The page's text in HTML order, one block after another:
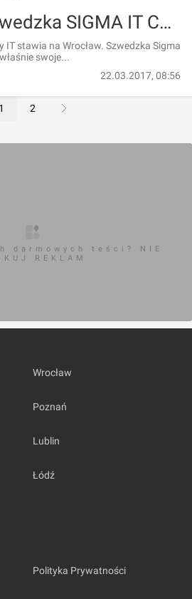
[Wrocław] Szwedzka SIGMA IT Consulting otworzyła swój wrocławski oddział
IT stawia na Wrocław. Szwedzka Sigma
swoje...
22.03.2017, 08:56
1 2
darmowych teści? NIE
REKLAM
Wrocław
Poznań
Lublin
Łódź
Polityka Prywatności